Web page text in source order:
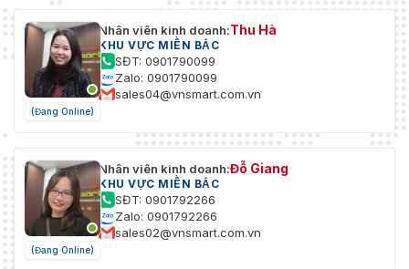
(Đang Online)
Nhân viên kinh doanh:Thu Hà
KHU VỰC MIỀN BẮC
SĐT: 0901790099
Zalo: 0901790099
sales04@vnsmart.com.vn
(Đang Online)
Nhân viên kinh doanh:Đỗ Giang
KHU VỰC MIỀN BẮC
SĐT: 0901792266
Zalo: 0901792266
sales02@vnsmart.com.vn